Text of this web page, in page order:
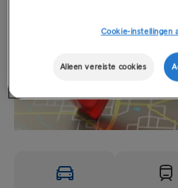
Cookie-instellingen
Alleen vereiste cookies